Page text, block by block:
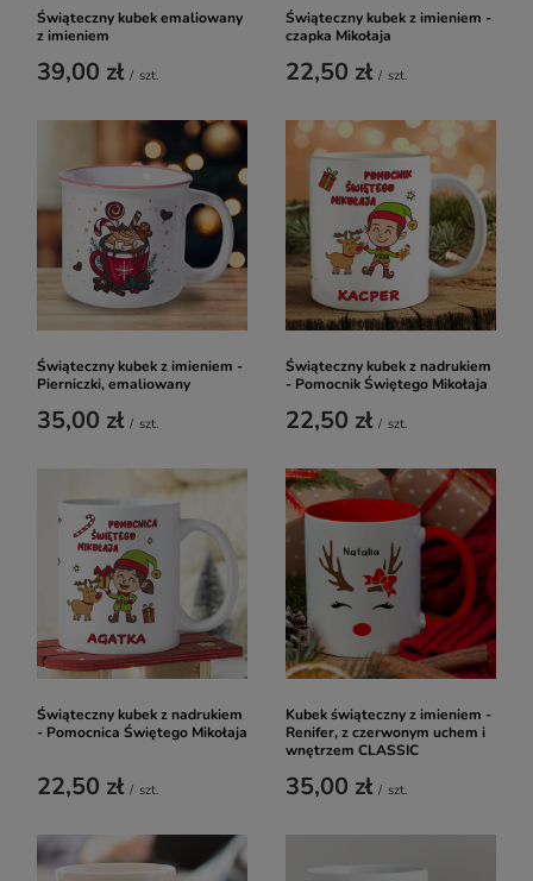
Świąteczny kubek emaliowany
z imieniem
39,00 zł / szt.
Świąteczny kubek z imieniem -
czapka Mikołaja
22,50 zł / szt.
Świąteczny kubek z imieniem -
Pierniczki, emaliowany
35,00 zł / szt.
Świąteczny kubek z nadrukiem
- Pomocnik Świętego Mikołaja
22,50 zł / szt.
Świąteczny kubek z nadrukiem
- Pomocnica Świętego Mikołaja
22,50 zł / szt.
Kubek świąteczny z imieniem -
Renifer, z czerwonym uchem i
wnętrzem CLASSIC
35,00 zł / szt.